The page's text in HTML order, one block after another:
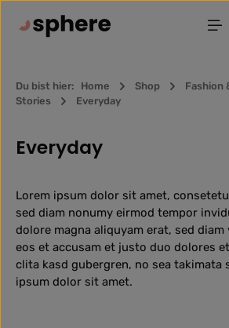
Zum Hauptinhalt springen
Du bist hier: Home Shop
Fashion
Stories
Everyday
Everyday
Lorem ipsum dolor sit amet,
sed diam nonumy eirmod tempor
dolore magna aliquyam erat, sed
eos et accusam et justo duo dolores
clita kasd gubergren, no sea takimata
ipsum dolor sit amet.